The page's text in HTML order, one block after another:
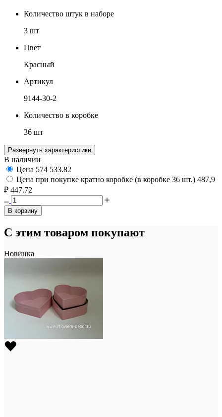
Количество штук в наборе
3 шт
Цвет
Красный
Артикул
9144-30-2
Количество в коробке
36 шт
Развернуть характеристики
В наличии
Цена 574 533.82
Цена при покупке кратно коробке (в коробке 36 шт.) 487,9
₽ 447.72
В корзину
С этим товаром покупают
Новинка